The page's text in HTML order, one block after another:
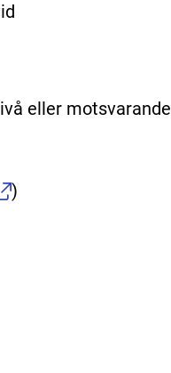
eller motsvarande
)